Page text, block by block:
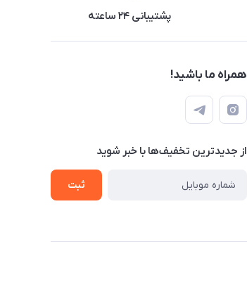
پشتیبانی ۲۴ ساعته
همراه ما باشید!
از جدید‌ترین تخفیف‌ها با‌ خبر شوید
ثبت